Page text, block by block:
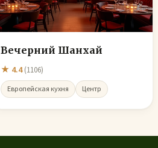
Вечерний Шанхай
★ 4.4(1106)
Европейская кухня Центр